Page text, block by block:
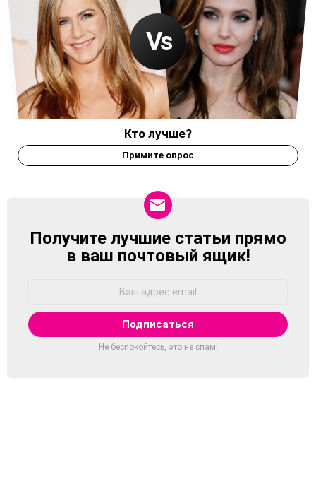
Кто лучше?
Примите опрос
NEWSLETTER
Получите лучшие статьи прямо
в ваш почтовый ящик!
Не беспокойтесь, это не спам!